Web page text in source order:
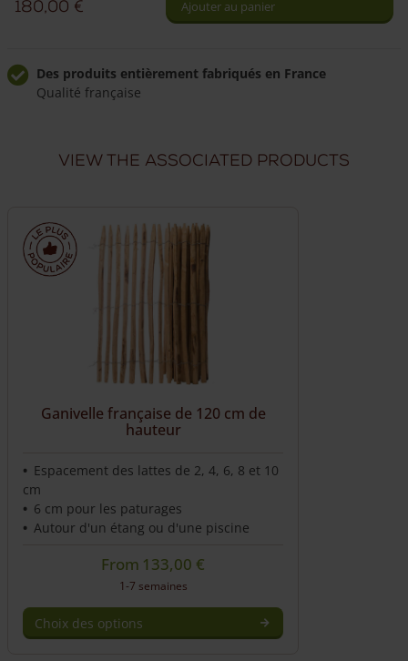
simple
120
180,00 € Ajouter au panier
Des produits entièrement fabriqués en France
Qualité française
View the associated products
Ganivelle française de 120 cm de
hauteur
Espacement des lattes de 2, 4, 6, 8 et 10
cm
6 cm pour les paturages
Autour d'un étang ou d'une piscine
From 133,00€
1-7 semaines
Choix des options